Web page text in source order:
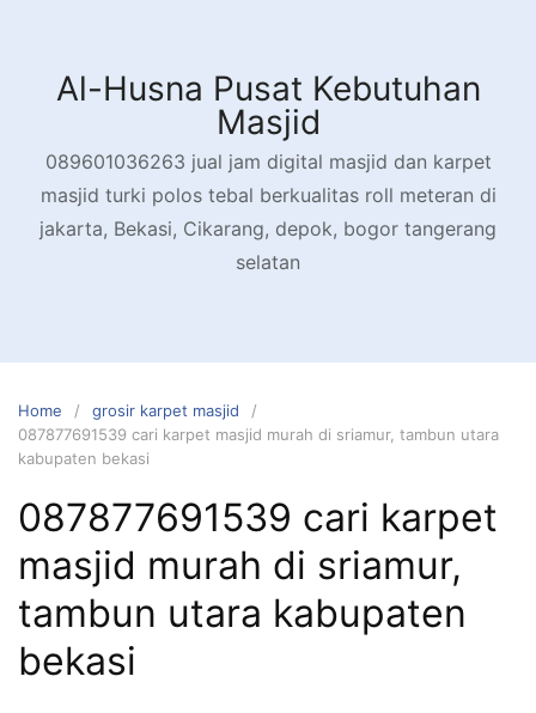
contentAl-Husna Pusat Kebutuhan
Masjid
089601036263 jual jam digital masjid dan karpet
masjid turki polos tebal berkualitas roll meteran di
jakarta, Bekasi, Cikarang, depok, bogor tangerang
selatan
Home
grosir karpet masjid
087877691539 cari karpet masjid murah di sriamur, tambun utara
kabupaten bekasi
087877691539 cari karpet
masjid murah di sriamur,
tambun utara kabupaten
bekasi